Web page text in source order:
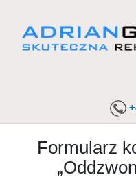
Formularz